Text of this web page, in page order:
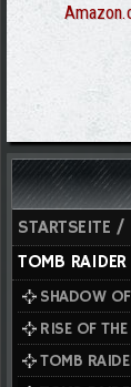
STARTSEITE
TOMB
SHADOW
RISE OF
TOMB